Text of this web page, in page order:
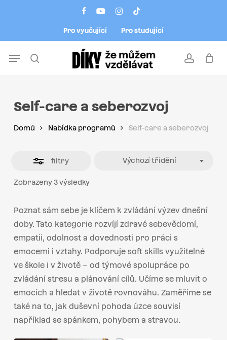
facebookyoutubeinstagram
tiktok
Pro vyučující Pro studující
account
Menu
Self-care a seberozvoj
Domů Nabídka programů Self-care a seberozvoj
filtry
Zobrazeny 3 výsledky
Výchozí třídění
Poznat sám sebe je klíčem k zvládání výzev dnešní
doby. Tato kategorie rozvíjí zdravé sebevědomí,
empatii, odolnost a dovednosti pro práci s
emocemi i vztahy. Podporuje soft skills využitelné
ve škole i v životě – od týmové spolupráce po
zvládání stresu a plánování cílů. Učíme se mluvit o
emocích a hledat v životě rovnováhu. Zaměříme se
také na to, jak duševní pohoda úzce souvisí
například se spánkem, pohybem a stravou.